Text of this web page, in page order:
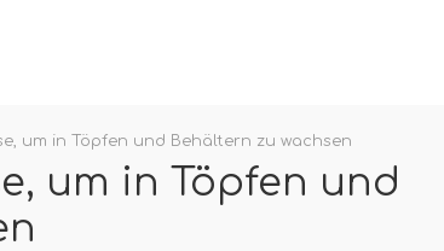
um in Töpfen und Behältern zu wachsen
um in Töpfen und